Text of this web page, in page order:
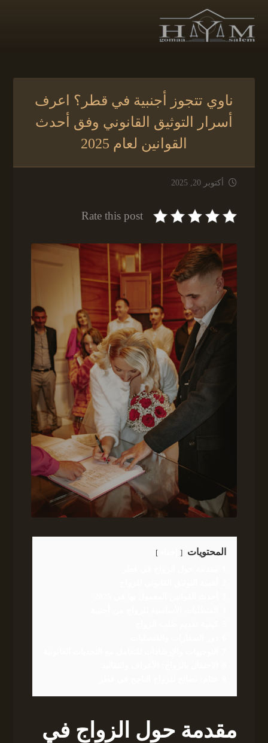
ناوي تتجوز أجنبية في قطر؟ اعرف
أسرار التوثيق القانوني وفق أحدث
القوانين لعام 2025
أكتوبر 20, 2025
Rate this post
المحتويات
مقدمة حول الزواج في